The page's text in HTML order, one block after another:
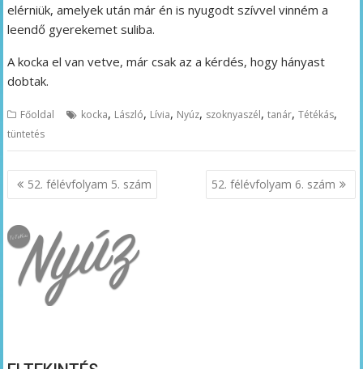
elérniük, amelyek után már én is nyugodt szívvel vinném a
leendő gyerekemet suliba.
A kocka el van vetve, már csak az a kérdés, hogy hányast
dobtak.
Főoldal kocka, László, Lívia, Nyúz, szoknyaszél,tanár,Tétékás,
tüntetés
Bejegyzés
navigáció
52. félévfolyam 5. szám 52. félévfolyam 6. szám